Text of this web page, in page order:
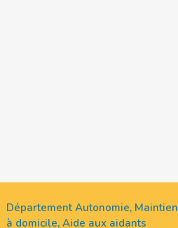
Département Autonomie, Maintien
à domicile, Aide aux aidants